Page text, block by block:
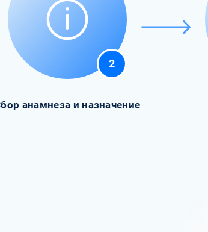
2
анамнеза и назначение